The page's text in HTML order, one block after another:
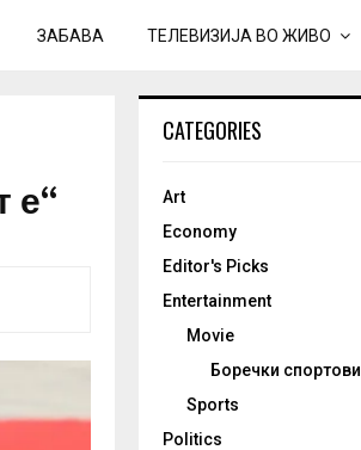
ЗАБАВА ТЕЛЕВИЗИЈА ВО ЖИВО
е“
CATEGORIES
Art
Economy
Editor's Picks
Entertainment
Movie
Боречки спортови
Sports
Politics